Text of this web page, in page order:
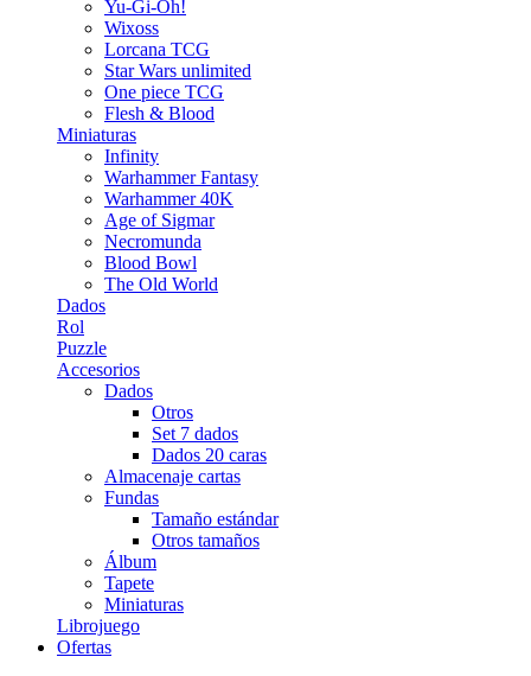
Yu-Gi-Oh!
Wixoss
Lorcana TCG
Star Wars unlimited
One piece TCG
Flesh & Blood
Miniaturas
Infinity
Warhammer Fantasy
Warhammer 40K
Age of Sigmar
Necromunda
Blood Bowl
The Old World
Dados
Rol
Puzzle
Accesorios
Dados
Otros
Set 7 dados
Dados 20 caras
Almacenaje cartas
Fundas
Tamaño estándar
Otros tamaños
Álbum
Tapete
Miniaturas
Librojuego
Ofertas